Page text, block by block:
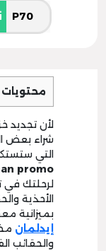
محتويات
لأن تجديد
شراء بعض
التي
promo
لرحلتك في
الأحذية
بميزانية
إيدلمان
والحقائب